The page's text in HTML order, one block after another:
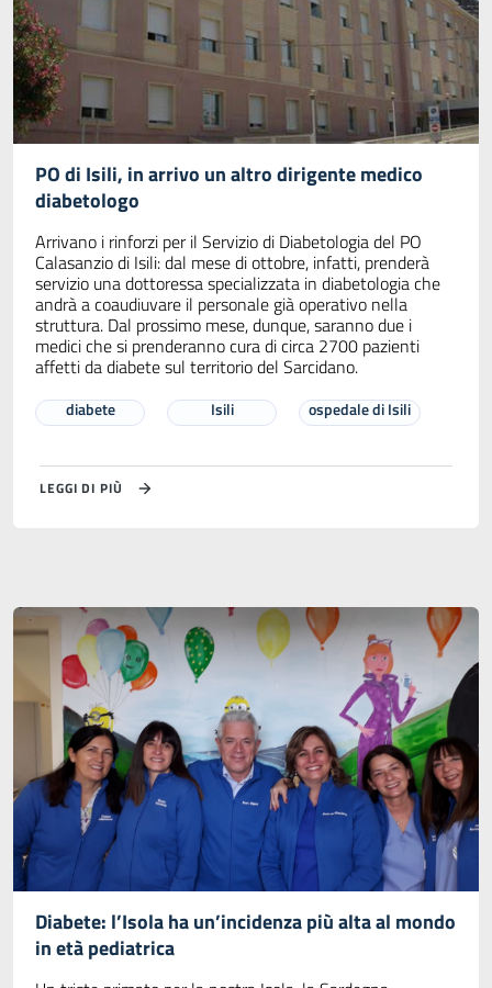
PO di Isili, in arrivo un altro dirigente medico
diabetologo
Arrivano i rinforzi per il Servizio di Diabetologia del PO
Calasanzio di Isili: dal mese di ottobre, infatti, prenderà
servizio una dottoressa specializzata in diabetologia che
andrà a coaudiuvare il personale già operativo nella
struttura. Dal prossimo mese, dunque, saranno due i
medici che si prenderanno cura di circa 2700 pazienti
affetti da diabete sul territorio del Sarcidano.
diabete Isili ospedale di Isili
LEGGI DI PIÙ
Diabete: l’Isola ha un’incidenza più alta al mondo
in età pediatrica